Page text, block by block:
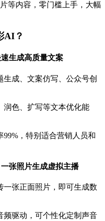
等内容，零门槛上手，大幅
AI？
生成高质量文案
生成、文案仿写、公众号创
润色、扩写等文本优化能
99%，特别适合营销人员和
张照片生成虚拟主播
一张正面照片，即可生成数
频驱动，可个性化定制声音